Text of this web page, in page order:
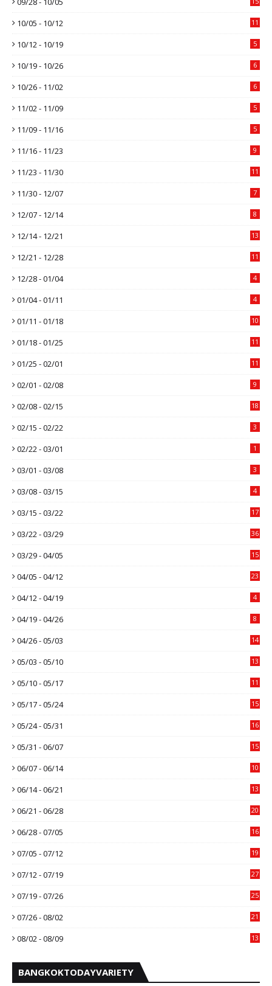
10/05 - 10/12 11
10/12 - 10/19 5
10/19 - 10/26 6
10/26 - 11/02 6
11/02 - 11/09 5
11/09 - 11/16 5
11/16 - 11/23 9
11/23 - 11/30 11
11/30 - 12/07 7
12/07 - 12/14 8
12/14 - 12/21 13
12/21 - 12/28 11
12/28 - 01/04 4
01/04 - 01/11 4
01/11 - 01/18 10
01/18 - 01/25 11
01/25 - 02/01 11
02/01 - 02/08 9
02/08 - 02/15 18
02/15 - 02/22 3
02/22 - 03/01 1
03/01 - 03/08 3
03/08 - 03/15 4
03/15 - 03/22 17
03/22 - 03/29 36
03/29 - 04/05 15
04/05 - 04/12 23
04/12 - 04/19 4
04/19 - 04/26 8
04/26 - 05/03 14
05/03 - 05/10 13
05/10 - 05/17 11
05/17 - 05/24 15
05/24 - 05/31 16
05/31 - 06/07 15
06/07 - 06/14 10
06/14 - 06/21 13
06/21 - 06/28 20
06/28 - 07/05 16
07/05 - 07/12 19
07/12 - 07/19 27
07/19 - 07/26 25
07/26 - 08/02 21
08/02 - 08/09 13
BANGKOKTODAYVARIETY